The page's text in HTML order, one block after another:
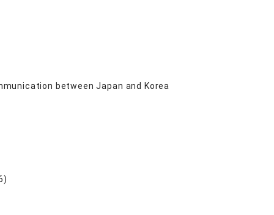
between Japan and Korea